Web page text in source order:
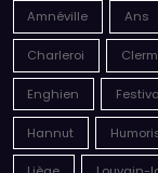
Amnéville Ans
Charleroi
Enghien
Hannut